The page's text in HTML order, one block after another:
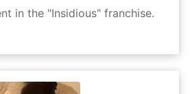
in the "Insidious" franchise.